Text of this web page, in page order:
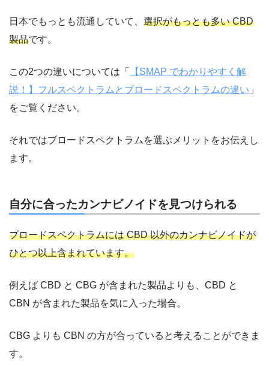
日本でもっとも流通していて、 選択がもっとも多い CBD
製品です。
この2つの違いについては「
【SMAP でわかりやすく解
説！】フルスペクトラムとブロードスペクトラムの違い 」
をご覧ください。
それではブロードスペクトラムを選ぶメリットをお伝えし
ます。
自分に合ったカンナビノイドを見つけられる
ブロードスペクトラムには CBD 以外のカンナビノイドが
ひとつ以上含まれています。
例えば CBD と CBG が含まれた製品よりも、CBD と
CBN が含まれた製品を気に入った場合。
CBG よりも CBN の方が合っていると考えることができま
す。